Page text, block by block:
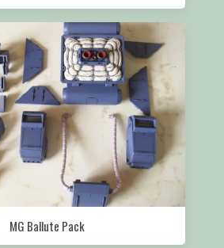
MG Ballute Pack